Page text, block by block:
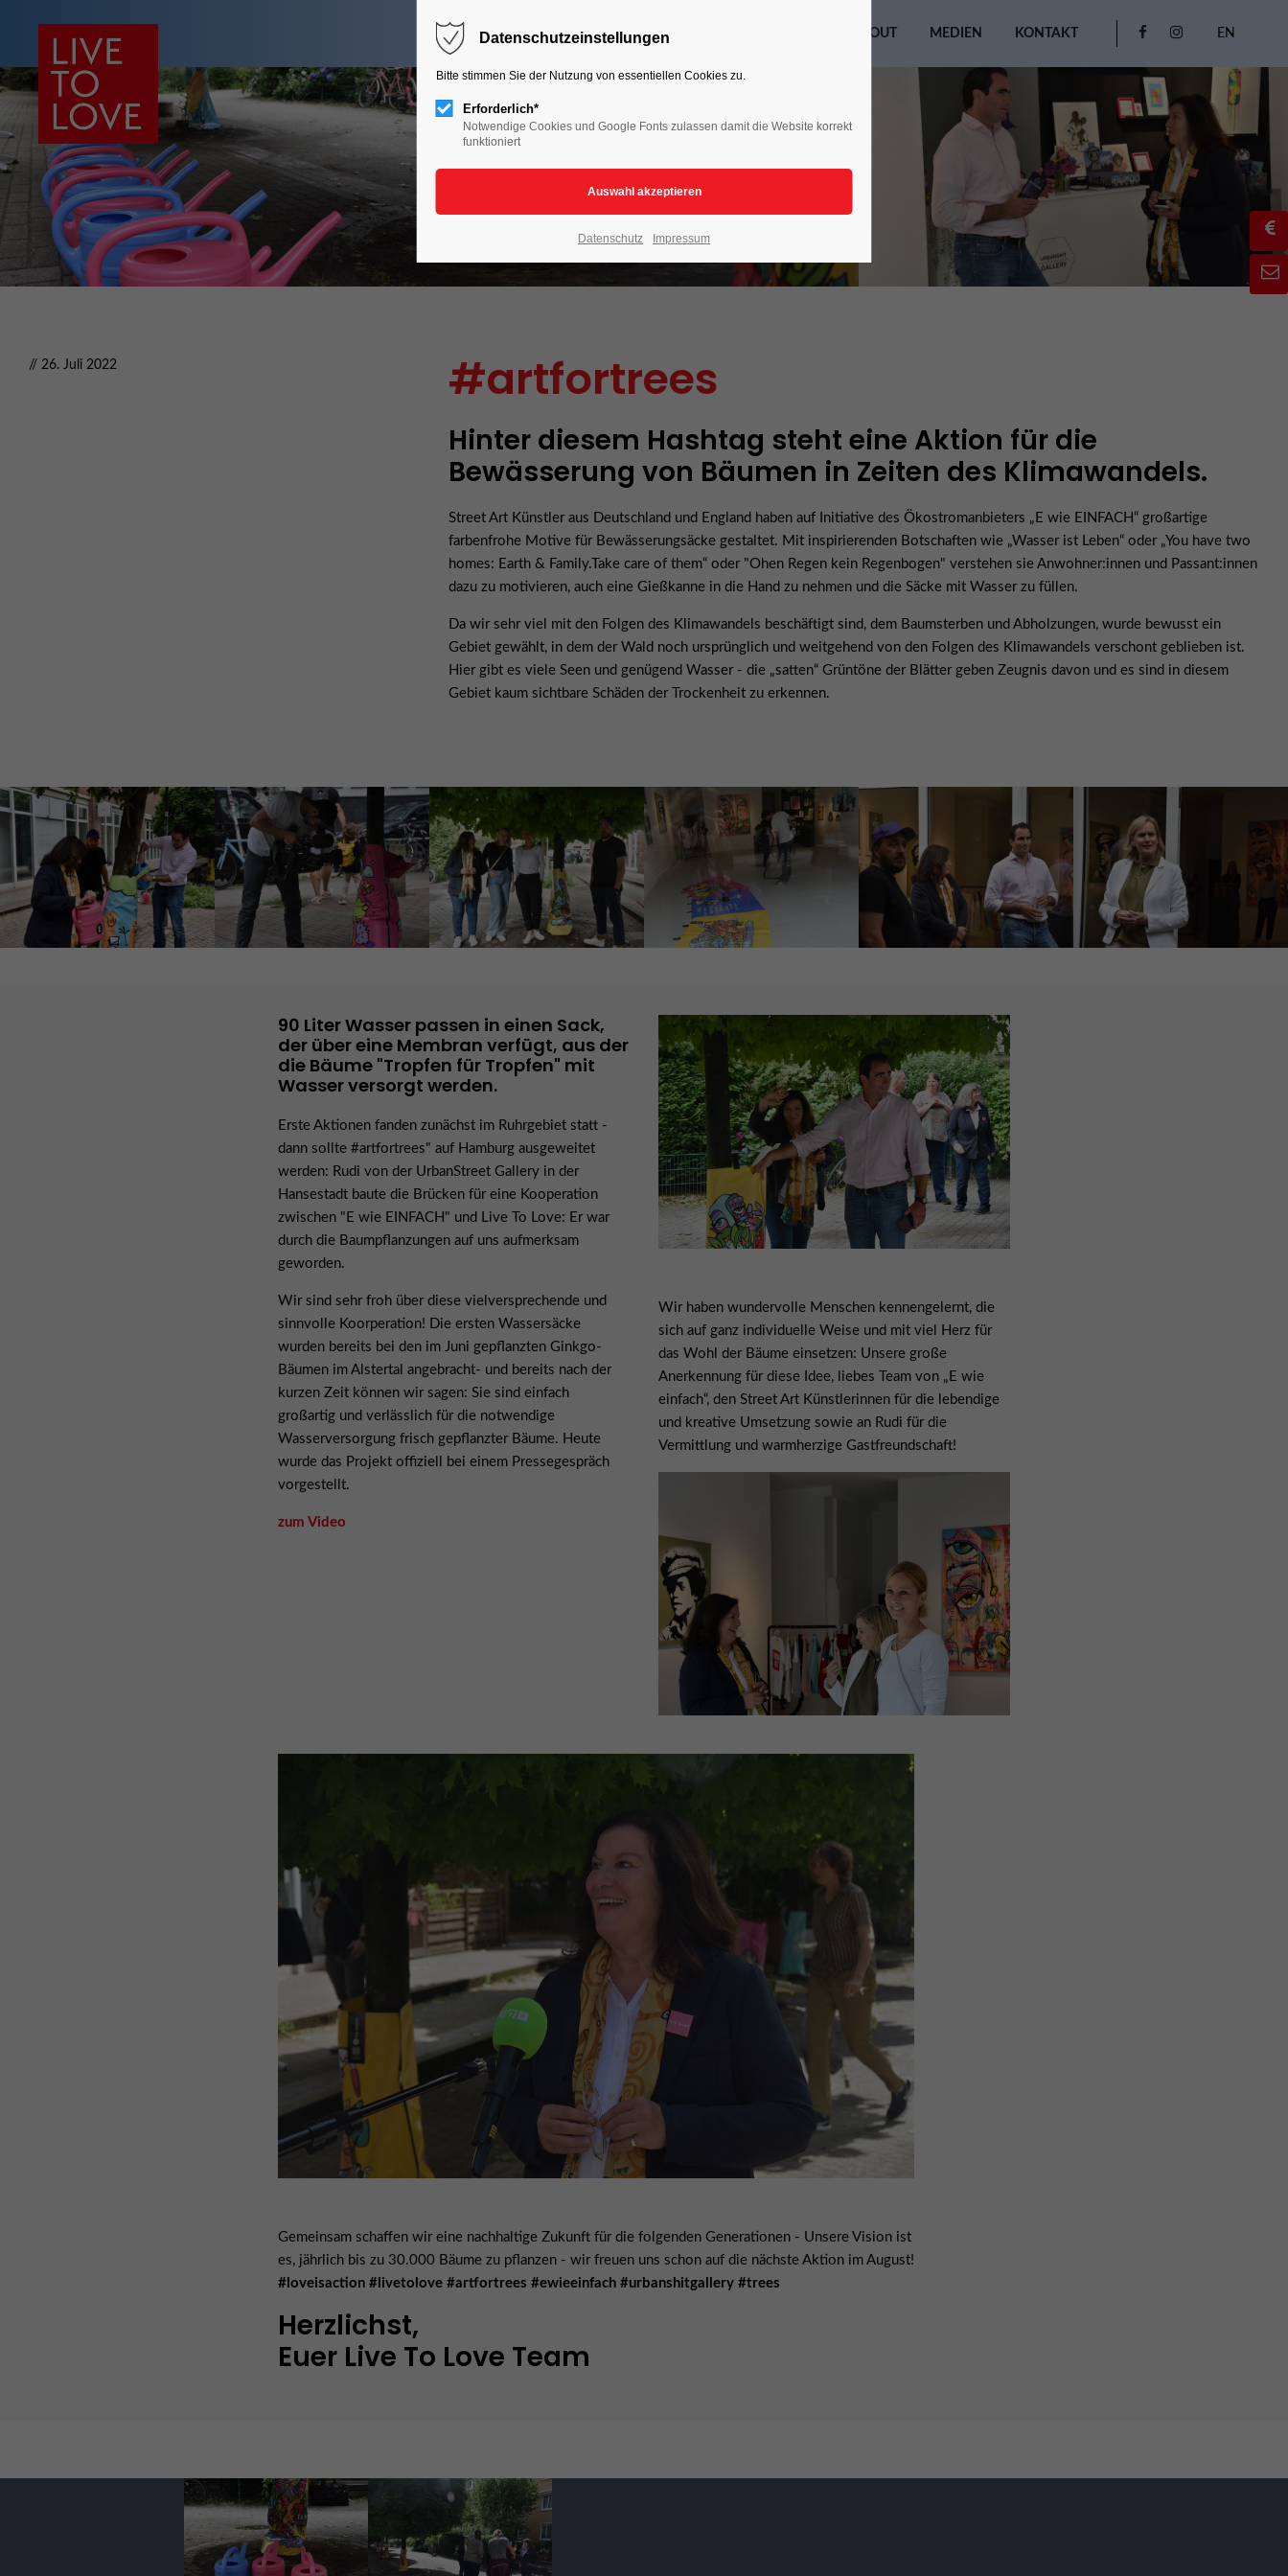
EN
HOME LIVE TO LOVE ABOUT MEDIEN KONTAKT
// 26. Juli 2022 #artfortrees
Hinter diesem Hashtag steht eine Aktion für die
Bewässerung von Bäumen in Zeiten des Klimawandels.
Street Art Künstler aus Deutschland und England haben auf Initiative des Ökostromanbieters „E wie EINFACH“ großartige
farbenfrohe Motive für Bewässerungsäcke gestaltet. Mit inspirierenden Botschaften wie „Wasser ist Leben“ oder „You have two
homes: Earth & Family.Take care of them“ oder "Ohen Regen kein Regenbogen" verstehen sie Anwohner:innen und Passant:innen
dazu zu motivieren, auch eine Gießkanne in die Hand zu nehmen und die Säcke mit Wasser zu füllen.
Da wir sehr viel mit den Folgen des Klimawandels beschäftigt sind, dem Baumsterben und Abholzungen, wurde bewusst ein
Gebiet gewählt, in dem der Wald noch ursprünglich und weitgehend von den Folgen des Klimawandels verschont geblieben ist.
Hier gibt es viele Seen und genügend Wasser - die „satten“ Grüntöne der Blätter geben Zeugnis davon und es sind in diesem
Gebiet kaum sichtbare Schäden der Trockenheit zu erkennen.
90 Liter Wasser passen in einen Sack,
der über eine Membran verfügt, aus der
die Bäume "Tropfen für Tropfen" mit
Wasser versorgt werden.
Erste Aktionen fanden zunächst im Ruhrgebiet statt -
dann sollte #artfortrees" auf Hamburg ausgeweitet
werden: Rudi von der UrbanStreet Gallery in der
Hansestadt baute die Brücken für eine Kooperation
zwischen "E wie EINFACH" und Live To Love: Er war
durch die Baumpflanzungen auf uns aufmerksam
geworden.
Wir sind sehr froh über diese vielversprechende und
sinnvolle Koorperation! Die ersten Wassersäcke
wurden bereits bei den im Juni gepflanzten Ginkgo-
Bäumen im Alstertal angebracht- und bereits nach der
kurzen Zeit können wir sagen: Sie sind einfach
großartig und verlässlich für die notwendige
Wasserversorgung frisch gepflanzter Bäume. Heute
wurde das Projekt offiziell bei einem Pressegespräch
vorgestellt.
zum Video
Wir haben wundervolle Menschen kennengelernt, die
sich auf ganz individuelle Weise und mit viel Herz für
das Wohl der Bäume einsetzen: Unsere große
Anerkennung für diese Idee, liebes Team von „E wie
einfach“, den Street Art Künstlerinnen für die lebendige
und kreative Umsetzung sowie an Rudi für die
Vermittlung und warmherzige Gastfreundschaft!
Gemeinsam schaffen wir eine nachhaltige Zukunft für die folgenden Generationen - Unsere Vision ist
es, jährlich bis zu 30.000 Bäume zu pflanzen - wir freuen uns schon auf die nächste Aktion im August!
#loveisaction #livetolove #artfortrees #ewieeinfach #urbanshitgallery #trees
Herzlichst,
Euer Live To Love Team
Datenschutzeinstellungen
Bitte stimmen Sie der Nutzung von essentiellen Cookies zu.
Erforderlich*
Notwendige Cookies und Google Fonts zulassen damit die Website korrekt
funktioniert
Datenschutz Impressum